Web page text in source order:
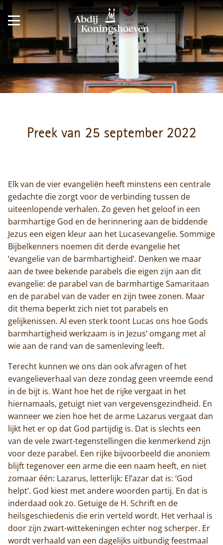
Preek van 25 september 2022
Elk van de vier evangeliën heeft minstens een centrale
gedachte die zorgt voor de verbinding tussen de
uiteenlopende verhalen. Zo geven het geloof in een
barmhartige God en de herinnering aan de biddende
Jezus een eigen kleur aan het Lucasevangelie. Sommige
Bijbelkenners noemen dit derde evangelie het
‘evangelie van de barmhartigheid’. Denken we maar
aan de twee bekende parabels die eigen zijn aan dit
evangelie: de parabel van de barmhartige Samaritaan
en de parabel van de vader en zijn twee zonen. Maar
dit thema beperkt zich niet tot parabels en
gelijkenissen. Al even sterk toont Lucas ons hoe Gods
barmhartigheid werkzaam is in Jezus’ omgang met al
wie aan de rand van de samenleving leeft.
Terecht kunnen we ons dan ook afvragen of het
evangelieverhaal van deze zondag geen vreemde eend
in de bijt is. Want hoe het de rijke vergaat in het
hiernamaals, getuigt niet van vergevensgezindheid. En
wanneer we zien hoe het de arme Lazarus vergaat dan
lijkt het er op dat God partijdig is. Dat is slechts een
van de vele zwart-tegenstellingen die kenmerkend zijn
voor deze parabel. Een rijke bijvoorbeeld die anoniem
blijft tegenover een arme die een naam heeft, en niet
zomaar één: Lazarus, letterlijk: El’azar dat is: ‘God
helpt’. God kiest met andere woorden partij. En dat is
inderdaad ook zo. Getuige de H. Schrift en de
heilsgeschiedenis die erin verteld wordt. Het verhaal is
door zijn zwart-wittekeningen echter nog scherper. Er
wordt verhaald van een dagelijks uitbundig feestmaal